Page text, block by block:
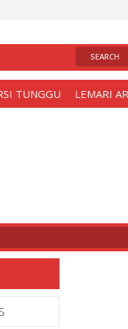
TUNGGU LEMARI